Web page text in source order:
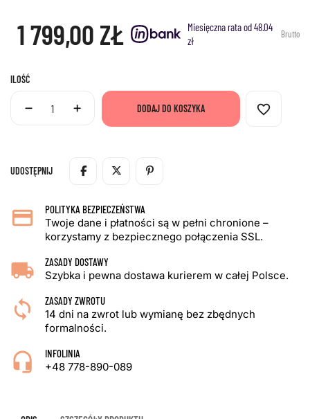
1 799,00 ZŁ
Miesięczna rata od 48.04
zł
Brutto
ILOŚĆ
DODAJ DO KOSZYKA favorite_border
UDOSTĘPNIJ
POLITYKA BEZPIECZEŃSTWA
Twoje dane i płatności są w pełni chronione –
korzystamy z bezpiecznego połączenia SSL.
ZASADY DOSTAWY
Szybka i pewna dostawa kurierem w całej Polsce.
ZASADY ZWROTU
14 dni na zwrot lub wymianę bez zbędnych
formalności.
INFOLINIA
+48 778-890-089